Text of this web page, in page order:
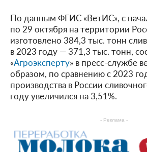
По данным ФГИС «ВетИС», с
по 29 октября на территории
изготовлено 384,3 тыс. тонн
в 2023 году — 371,3 тыс. тонн,
«Агроэксперту» в пресс-службе
образом, по сравнению с 2023
производства в России
году увеличился на 3,51%.
- Реклама -